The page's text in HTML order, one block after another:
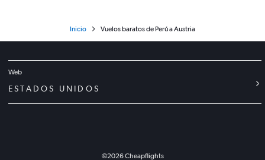
Inicio Vuelos baratos de Perú a Austria
Web
ESTADOS UNIDOS
©2026Cheapflights